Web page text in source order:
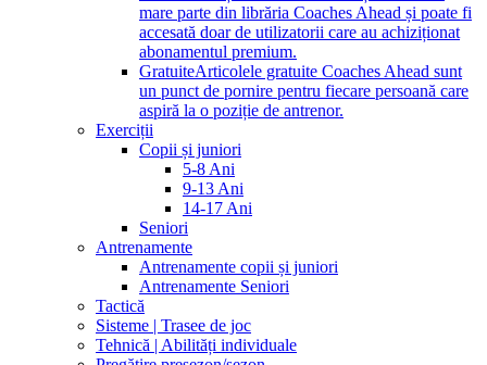
mare parte din librăria Coaches Ahead și poate fi
accesată doar de utilizatorii care au achiziționat
abonamentul premium.
GratuiteArticolele gratuite Coaches Ahead sunt
un punct de pornire pentru fiecare persoană care
aspiră la o poziție de antrenor.
Exerciții
Copii și juniori
5-8 Ani
9-13 Ani
14-17 Ani
Seniori
Antrenamente
Antrenamente copii și juniori
Antrenamente Seniori
Tactică
Sisteme | Trasee de joc
Tehnică | Abilități individuale